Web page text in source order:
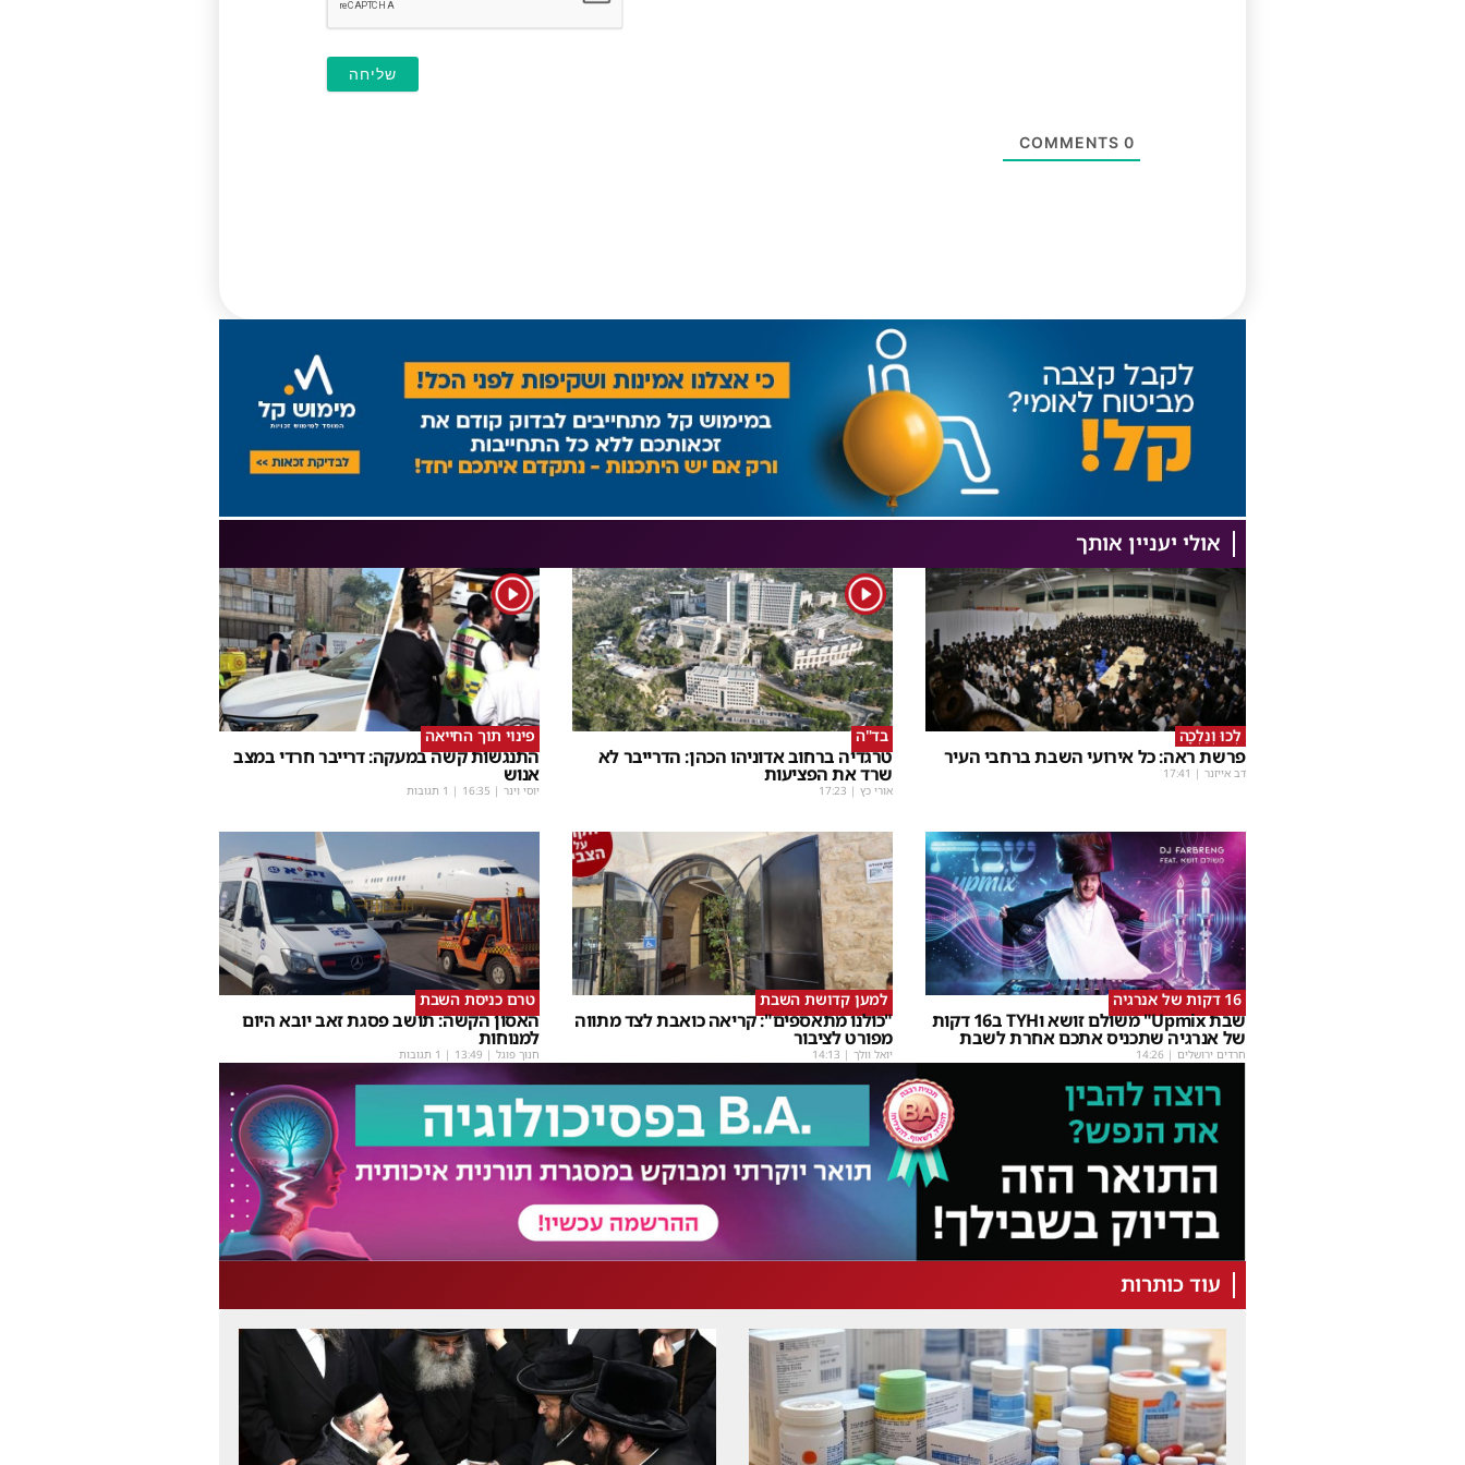
0
אולי יעניין אותך
לְכוּ וְנֵלְכָה
פרשת ראה: כל אירועי השבת ברחבי העיר
דב אייזנר |
17:41
1
בד"ה
טרגדיה ברחוב אדוניהו הכהן: הדרייבר לא
שרד את הפציעות
אורי כץ |
17:23
1
פינוי תוך החייאה
התנגשות קשה במעקה: דרייבר חרדי במצב
אנוש
יוסי וינר |
16:35 | 1 תגובות
16 דקות של אנרגיה
שבת Upmix" משולם זושא וTYH ב16 דקות
של אנרגיה שתכניס אתכם אחרת לשבת
חרדים ירושלים |
14:26
למען קדושת השבת
"כולנו מתאספים": קריאה כואבת לצד מתווה
מפורט לציבור
יואל וולך |
14:13
טרם כניסת השבת
האסון הקשה: תושב פסגת זאב יובא היום
למנוחות
חנוך פוגל |
13:49 | 1 תגובות
עוד כותרות